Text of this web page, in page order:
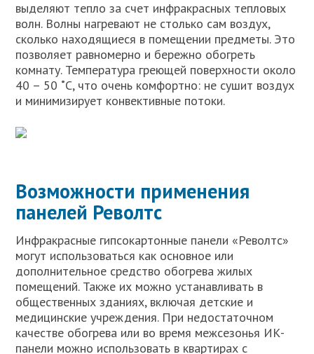
выделяют тепло за счет инфракрасных тепловых
волн. Волны нагревают не столько сам воздух,
сколько находящиеся в помещении предметы. Это
позволяет равномерно и бережно обогреть
комнату. Температура греющей поверхности около
40 – 50 ˚С, что очень комфортно: не сушит воздух
и минимизирует конвективные потоки.
Возможности применения
панелей Револтс
Инфракрасные гипсокартонные панели «Револтс»
могут использоваться как основное или
дополнительное средство обогрева жилых
помещений. Также их можно устанавливать в
общественных зданиях, включая детские и
медицинские учреждения. При недостаточном
качестве обогрева или во время межсезонья ИК-
панели можно использовать в квартирах с